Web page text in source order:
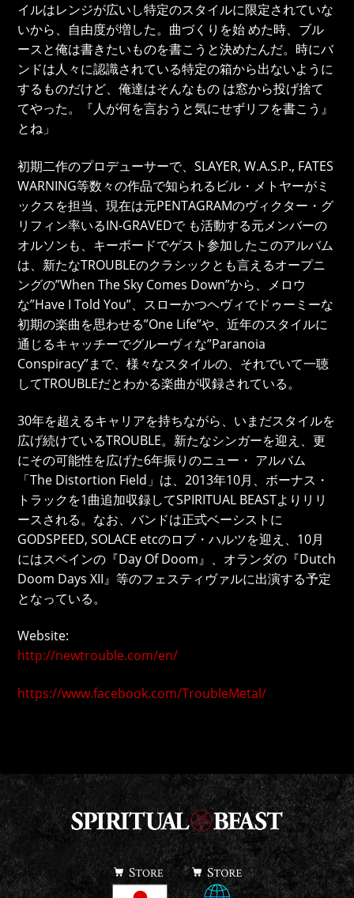
イルはレンジが広いし特定のスタイルに限定されていな
いから、自由度が増した。曲づくりを始 めた時、ブル
ースと俺は書きたいものを書こうと決めたんだ。時にバ
ンドは人々に認識されている特定の箱から出ないように
するものだけど、俺達はそんなもの は窓から投げ捨て
てやった。『人が何を言おうと気にせずリフを書こう』
とね」
初期二作のプロデューサーで、SLAYER, W.A.S.P., FATES
WARNING等数々の作品で知られるビル・メトヤーがミ
ックスを担当、現在は元PENTAGRAMのヴィクター・グ
リフィン率いるIN-GRAVEDで も活動する元メンバーの
オルソンも、キーボードでゲスト参加したこのアルバム
は、新たなTROUBLEのクラシックとも言えるオープニ
ングの”When The Sky Comes Down”から、メロウ
な”Have I Told You”、スローかつヘヴィでドゥーミーな
初期の楽曲を思わせる”One Life”や、近年のスタイルに
通じるキャッチーでグルーヴィな”Paranoia
Conspiracy”まで、様々なスタイルの、それでいて一聴
してTROUBLEだとわかる楽曲が収録されている。
30年を超えるキャリアを持ちながら、いまだスタイルを
広げ続けているTROUBLE。新たなシンガーを迎え、更
にその可能性を広げた6年振りのニュー・ アルバム
「The Distortion Field」は、2013年10月、ボーナス・
トラックを1曲追加収録してSPIRITUAL BEASTよりリリ
ースされる。なお、バンドは正式ベーシストに
GODSPEED, SOLACE etcのロブ・ハルツを迎え、10月
にはスペインの『Day Of Doom』、オランダの『Dutch
Doom Days XII』等のフェスティヴァルに出演する予定
となっている。
Website:
http://newtrouble.com/en/
https://www.facebook.com/TroubleMetal/